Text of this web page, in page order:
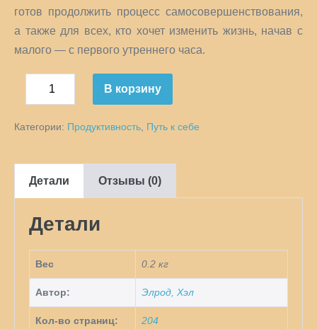
готов продолжить процесс самосовершенствования,
а также для всех, кто хочет изменить жизнь, начав с
малого — с первого утреннего часа.
Уменьшить
количество
Количество
товара
Увеличить
В корзину
Категории: Продуктивность, Путь к себе
Детали Отзывы (0)
Детали
Вес 0.2 кг
Автор: Элрод, Хэл
Кол-во страниц: 204